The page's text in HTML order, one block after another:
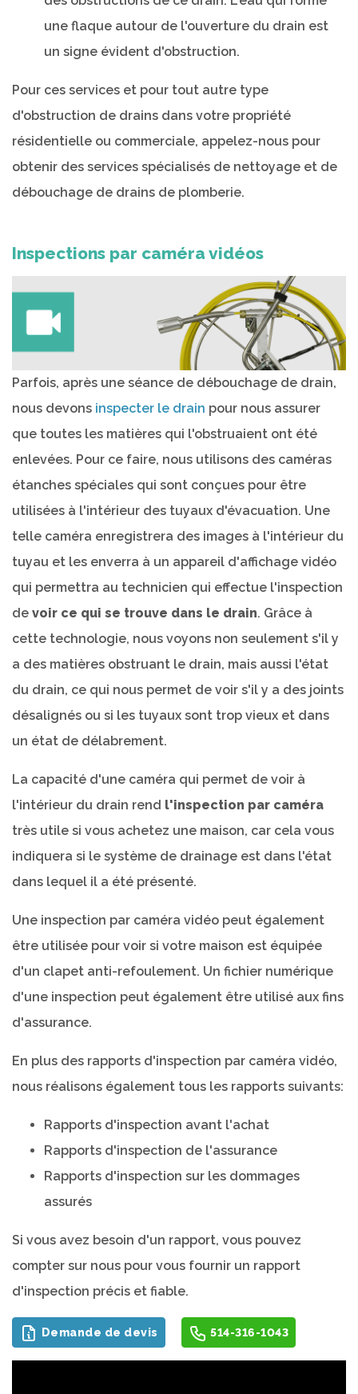
une flaque autour de l'ouverture du drain est
un signe évident d'obstruction.
Pour ces services et pour tout autre type
d'obstruction de drains dans votre propriété
résidentielle ou commerciale, appelez-nous pour
obtenir des services spécialisés de nettoyage et de
débouchage de drains de plomberie.
Inspections par caméra vidéos
Parfois, après une séance de débouchage de drain,
nous devons inspecter le drain pour nous assurer
que toutes les matières qui l'obstruaient ont été
enlevées. Pour ce faire, nous utilisons des caméras
étanches spéciales qui sont conçues pour être
utilisées à l'intérieur des tuyaux d'évacuation. Une
telle caméra enregistrera des images à l'intérieur du
tuyau et les enverra à un appareil d'affichage vidéo
qui permettra au technicien qui effectue l'inspection
de voir ce qui se trouve dans le drain. Grâce à
cette technologie, nous voyons non seulement s'il y
a des matières obstruant le drain, mais aussi l'état
du drain, ce qui nous permet de voir s'il y a des joints
désalignés ou si les tuyaux sont trop vieux et dans
un état de délabrement.
La capacité d'une caméra qui permet de voir à
l'intérieur du drain rend l'inspection par caméra
très utile si vous achetez une maison, car cela vous
indiquera si le système de drainage est dans l'état
dans lequel il a été présenté.
Une inspection par caméra vidéo peut également
être utilisée pour voir si votre maison est équipée
d'un clapet anti-refoulement. Un fichier numérique
d'une inspection peut également être utilisé aux fins
d'assurance.
En plus des rapports d'inspection par caméra vidéo,
nous réalisons également tous les rapports suivants:
Rapports d'inspection avant l'achat
Rapports d'inspection de l'assurance
Rapports d'inspection sur les dommages
assurés
Si vous avez besoin d'un rapport, vous pouvez
compter sur nous pour vous fournir un rapport
d'inspection précis et fiable.
Demande de devis 514-316-1043